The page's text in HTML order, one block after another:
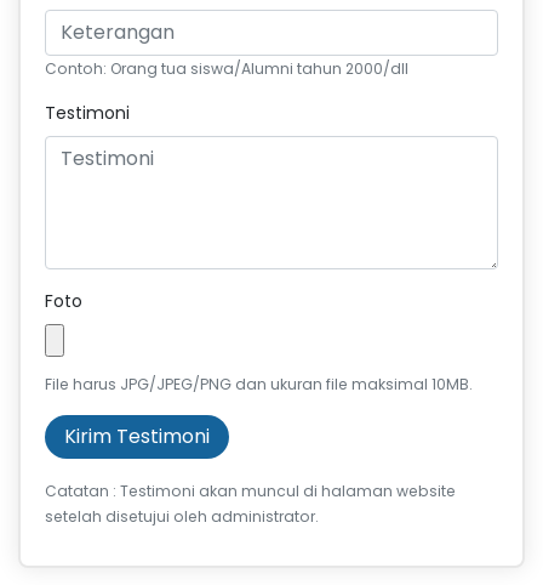
Contoh: Orang tua siswa/Alumni tahun 2000/dll
Testimoni
Foto
File harus JPG/JPEG/PNG dan ukuran file maksimal 10MB.
Kirim Testimoni
Catatan : Testimoni akan muncul di halaman website
setelah disetujui oleh administrator.